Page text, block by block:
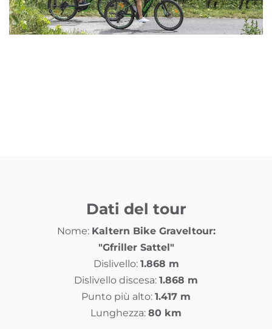
Dati del tour
Nome: Kaltern Bike Graveltour:
"Gfriller Sattel"
Dislivello: 1.868 m
Dislivello discesa: 1.868 m
Punto più alto: 1.417 m
Lunghezza: 80 km